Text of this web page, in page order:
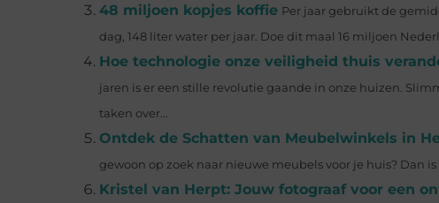
48 miljoen kopjes koffie Per jaar gebruikt de
dag, 148 liter water per jaar. Doe dit maal 16 miljoen
Hoe technologie onze veiligheid thuis
jaren is er een stille revolutie gaande in onze huizen.
taken over...
Ontdek de Schatten van Meubelwinkels in
gewoon op zoek naar nieuwe meubels voor je huis? Dan
Kristel van Herpt: Jouw fotograaf voor een